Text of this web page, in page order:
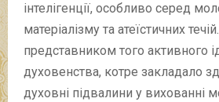
інтелігенції, особливо серед
матеріалізму та атеїстичних
представником того активного
духовенства, котре закладало
духовні підвалини у вихованні